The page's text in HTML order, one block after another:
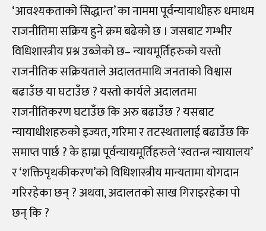
‘आवश्यकताको सिद्धान्त’ का नाममा पूर्वन्यायाधीहरु धमाधम
राजनीतिमा सक्रिय हुने क्रम बढेको छ । जसबाट गम्भीर
विधिशास्त्रीय प्रश्न उब्जेको छ– न्यायमूर्तिहरुको यस्तो
राजनीतिक सक्रियताले अदालतमाथि जनताको विश्वास
बढाउँछ या घटाउँछ ? यस्तो कार्यले अदालतमा
राजनीतिकरण घटाउँछ कि अरु बढाउँछ ? यसबाट
न्यायाधीशहरुको इज्यत, गरिमा र तटस्थतालाई बढाउँछ कि
समाप्त पार्छ ? के हाम्रा पूर्वन्यायमूर्तिहरुले ‘स्वतन्त्र न्यायालय’
र ‘शक्तिपृथकीकरण’को विधिशास्त्रीय मान्यतामा योगदान
गरिरहेका छन् ? अथवा, अदालतको साख गिराइरहेका पो
छन् कि ?